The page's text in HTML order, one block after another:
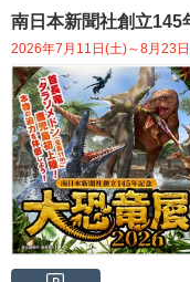
南日本新聞社創立
2026年7月11日(土)～8月23